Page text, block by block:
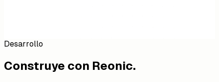
Desarrollo
Construye con Reonic.